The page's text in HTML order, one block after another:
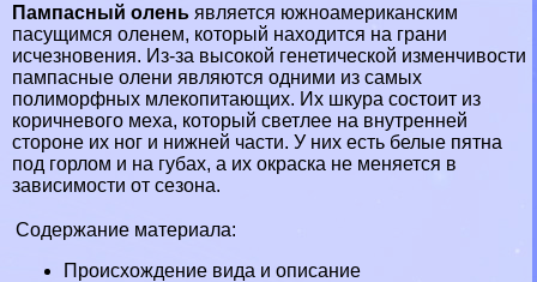
Пампасный олень является южноамериканским
пасущимся оленем, который находится на грани
исчезновения. Из-за высокой генетической изменчивости
пампасные олени являются одними из самых
полиморфных млекопитающих. Их шкура состоит из
коричневого меха, который светлее на внутренней
стороне их ног и нижней части. У них есть белые пятна
под горлом и на губах, а их окраска не меняется в
зависимости от сезона.
Содержание материала:
Происхождение вида и описание